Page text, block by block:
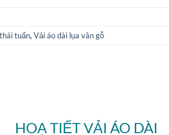
tuấn,Vải áo dài lụa vân gỗ
HOẠ TIẾT VẢI ÁO DÀI